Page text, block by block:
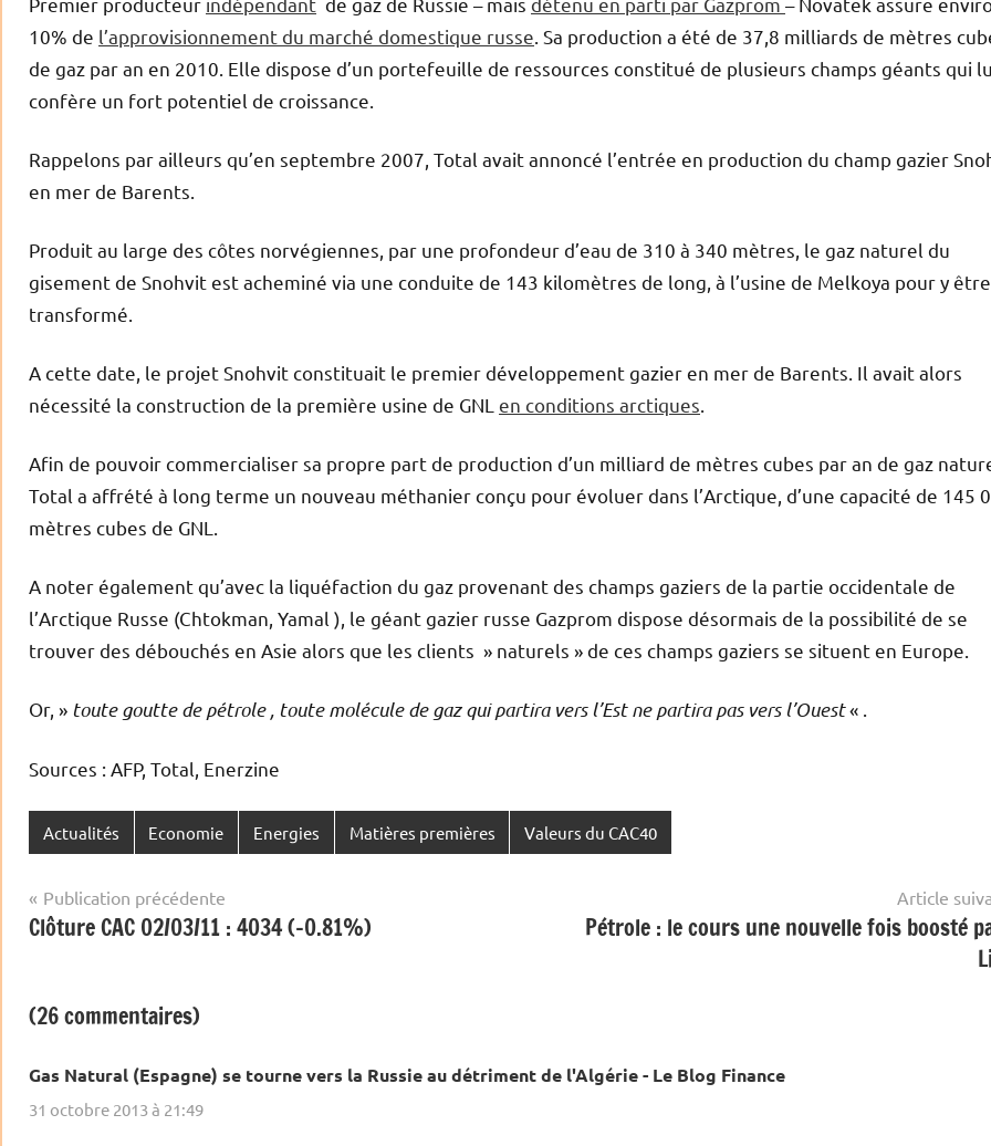
10% de l’approvisionnement du marché domestique russe . Sa production a été de 37,8 milliards de mètres
de gaz par an en 2010. Elle dispose d’un portefeuille de ressources constitué de plusieurs champs géants qui
confère un fort potentiel de croissance.
Rappelons par ailleurs qu’en septembre 2007, Total avait annoncé l’entrée en production du champ gazier
en mer de Barents.
Produit au large des côtes norvégiennes, par une profondeur d’eau de 310 à 340 mètres, le gaz naturel du
gisement de Snohvit est acheminé via une conduite de 143 kilomètres de long, à l’usine de Melkoya pour y être
transformé.
A cette date, le projet Snohvit constituait le premier développement gazier en mer de Barents. Il avait alors
nécessité la construction de la première usine de GNL en conditions arctiques
Afin de pouvoir commercialiser sa propre part de production d’un milliard de mètres cubes par an de gaz
Total a affrété à long terme un nouveau méthanier conçu pour évoluer dans l’Arctique, d’une capacité de 145
mètres cubes de GNL.
A noter également qu’avec la liquéfaction du gaz provenant des champs gaziers de la partie occidentale de
l’Arctique Russe (Chtokman, Yamal ), le géant gazier russe Gazprom dispose désormais de la possibilité de se
trouver des débouchés en Asie alors que les clients » naturels » de ces champs gaziers se situent en Europe.
Or, » toute goutte de pétrole , toute molécule de gaz qui partira vers l’Est ne partira pas vers l’Ouest« .
Sources : AFP, Total, Enerzine
Actualités Economie Energies Matières premières Valeurs du CAC40
Navigation
de
Publication précédente
Clôture CAC 02/03/11 : 4034 (-0.81%)
Article
Pétrole : le cours une nouvelle fois boosté
(26 commentaires)
Gas Natural (Espagne) se tourne vers la Russie au détriment de l'Algérie - Le Blog Finance
31 octobre 2013 à 21:49